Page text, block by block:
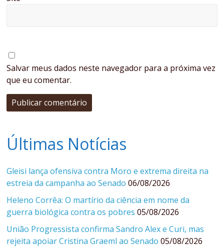
Salvar meus dados neste navegador para a próxima vez
que eu comentar.
Últimas Notícias
Gleisi lança ofensiva contra Moro e extrema direita na
estreia da campanha ao Senado 06/08/2026
Heleno Corrêa: O martírio da ciência em nome da
guerra biológica contra os pobres 05/08/2026
União Progressista confirma Sandro Alex e Curi, mas
rejeita apoiar Cristina Graeml ao Senado 05/08/2026